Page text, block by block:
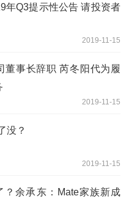
年Q3提示性公告 请投资者
2019-11-15
董事长辞职 芮冬阳代为履
2019-11-15
没？
2019-11-15
？余承东：Mate家族新成